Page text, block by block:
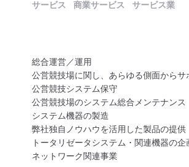
サービス 商業サービス サービス業
総合運営／運用
公営競技場に関し、あらゆる側面からサ
公営競技システム保守
公営競技場のシステム総合メンテナンス
システム機器の製造
弊社独自ノウハウを活用した製品の提供
トータリゼータシステム・関連機器の
ネットワーク関連事業